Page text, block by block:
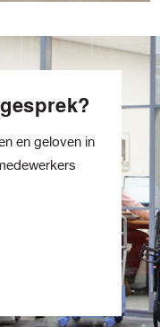
en geloven in